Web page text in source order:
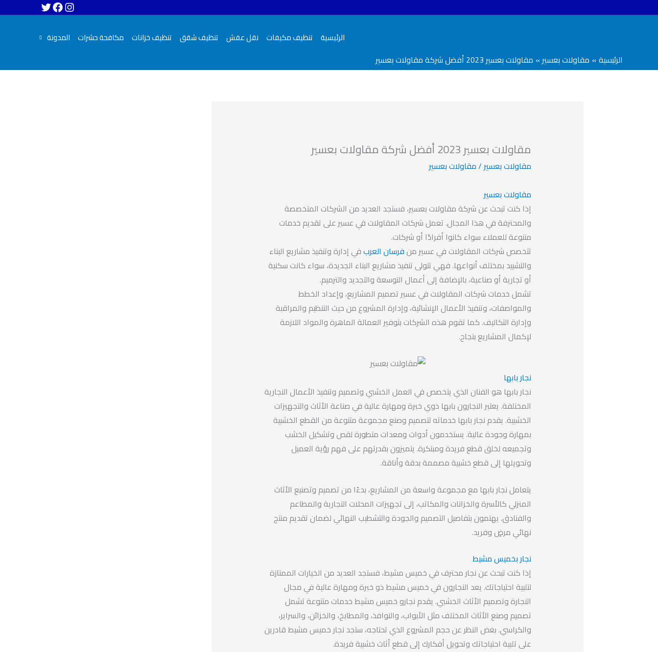
الرئيسية تنظيف مكيفات نقل عفش تنظيف شقق تنظيف خزانات مكافحة حشرات المدونة
الرئيسية مقاولات بعسير مقاولات بعسير 2023 أفضل شركة مقاولات بعسير
مقاولات بعسير 2023 أفضل شركة مقاولات بعسير
مقاولات بعسير/مقاولات بعسير
مقاولات بعسير
إذا كنت تبحث عن شركة مقاولات بعسير، فستجد العديد من الشركات المتخصصة
والمحترفة في هذا المجال. تعمل شركات المقاولات في عسير على تقديم خدمات
متنوعة للعملاء سواء كانوا أفرادًا أو شركات.
تتخصص شركات المقاولات في عسير من فرسان العربفي إدارة وتنفيذ مشاريع البناء
والتشييد بمختلف أنواعها. فهي تتولى تنفيذ مشاريع البناء الجديدة، سواء كانت سكنية
أو تجارية أو صناعية، بالإضافة إلى أعمال التوسعة والتجديد والترميم.
تشمل خدمات شركات المقاولات في عسير تصميم المشاريع، وإعداد الخطط
والمواصفات، وتنفيذ الأعمال الإنشائية، وإدارة المشروع من حيث التنظيم والمراقبة
وإدارة التكاليف. كما تقوم هذه الشركات بتوفير العمالة الماهرة والمواد اللازمة
لإكمال المشاريع بنجاح.
نجار بابها
نجار بابها هو الفنان الذي يتخصص في العمل الخشبي وتصميم وتنفيذ الأعمال النجارية
المختلفة. يعتبر النجارون بابها ذوي خبرة ومهارة عالية في صناعة الأثاث والتجهيزات
الخشبية. يقدم نجار بابها خدماته لتصميم وصنع مجموعة متنوعة من القطع الخشبية
بمهارة وجودة عالية. يستخدمون أدوات ومعدات متطورة لقص وتشكيل الخشب
وتجميعه لخلق قطع فريدة ومبتكرة. يتميزون بقدرتهم على فهم رؤية العميل
وتحويلها إلى قطع خشبية مصممة بدقة وأناقة.
يتعامل نجار بابها مع مجموعة واسعة من المشاريع، بدءًا من تصميم وتصنيع الأثاث
المنزلي كالأسرة والخزانات والمكاتب، إلى تجهيزات المحلات التجارية والمطاعم
والفنادق. يهتمون بتفاصيل التصميم والجودة والتشطيب النهائي لضمان تقديم منتج
نهائي مرضٍ وفريد.
نجار بخميس مشيط
إذا كنت تبحث عن نجار محترف في خميس مشيط، فستجد العديد من الخيارات الممتازة
لتلبية احتياجاتك. يعد النجارون في خميس مشيط ذو خبرة ومهارة عالية في مجال
النجارة وتصميم الأثاث الخشبي. يقدم نجارو خميس مشيط خدمات متنوعة تشمل
تصميم وصنع الأثاث المختلف مثل الأبواب، والنوافذ، والمطابخ، والخزائن، والسراير،
والكراسي. بغض النظر عن حجم المشروع الذي تحتاجه، ستجد نجار خميس مشيط قادرين
على تلبية احتياجاتك وتحويل أفكارك إلى قطع أثاث خشبية فريدة.